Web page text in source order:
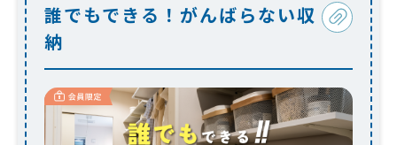
誰でもできる！がんばらない収
納